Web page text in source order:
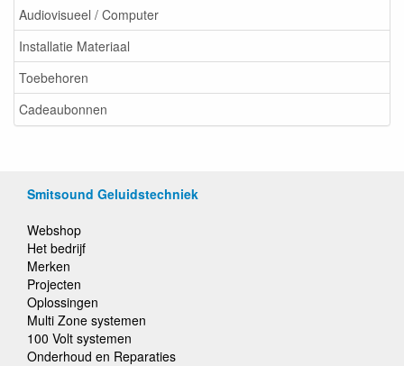
Audiovisueel / Computer
Installatie Materiaal
Toebehoren
Cadeaubonnen
Smitsound Geluidstechniek
Webshop
Het bedrijf
Merken
Projecten
Oplossingen
Multi Zone systemen
100 Volt systemen
Onderhoud en Reparaties